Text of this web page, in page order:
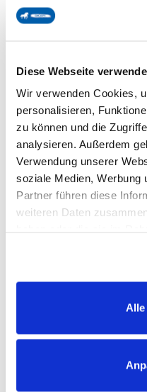
Diese Webseite
Wir verwenden Cookies,
personalisieren,
zu können und die
analysieren. Außerdem
Verwendung unserer
soziale Medien, Werbung
Partner führen diese
weiteren Daten
Alle
handelspartner:
Frankrijk
Particuliere klanten uit
onze handelspartner:
Andere EU- en niet-EU-landen
Momenteel bieden we
distributeur of voor
other EU or non-EU
a future distributor or for